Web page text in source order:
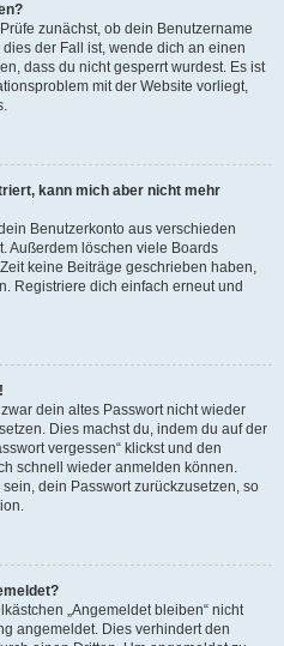
zunächst, ob dein Benutzername
der Fall ist, wende dich an einen
dass du nicht gesperrt wurdest. Es ist
mit der Website vorliegt,
kann mich aber nicht mehr
Benutzerkonto aus verschieden
Außerdem löschen viele Boards
keine Beiträge geschrieben haben,
Registriere dich einfach erneut und
dein altes Passwort nicht wieder
Dies machst du, indem du auf der
vergessen“ klickst und den
schnell wieder anmelden können.
dein Passwort zurückzusetzen, so
„Angemeldet bleiben“ nicht
angemeldet. Dies verhindert den